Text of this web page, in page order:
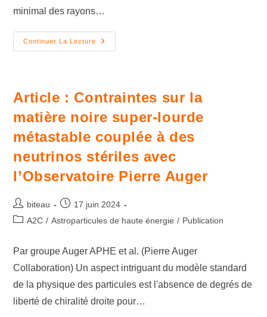
minimal des rayons…
Continuer La Lecture
Article : Contraintes sur la
matière noire super-lourde
métastable couplée à des
neutrinos stériles avec
l’Observatoire Pierre Auger
biteau
17 juin 2024
A2C / Astroparticules de haute énergie / Publication
Par groupe Auger APHE et al. (Pierre Auger
Collaboration) Un aspect intriguant du modèle standard
de la physique des particules est l'absence de degrés de
liberté de chiralité droite pour…